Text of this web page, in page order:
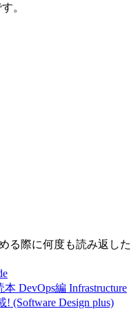
。
る際に何度も読み返した
DevOps編 Infrastructure
(Software Design plus)